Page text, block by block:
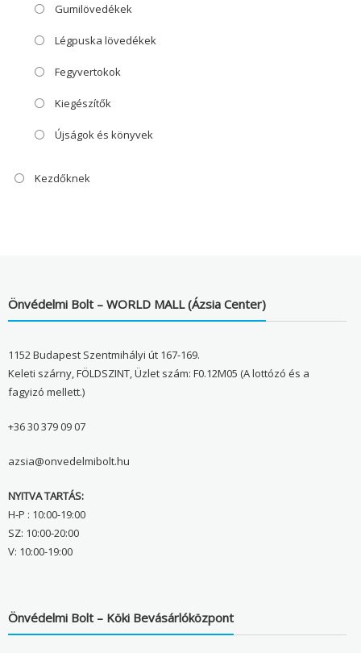
Gumilövedékek
Légpuska lövedékek
Fegyvertokok
Kiegészítők
Újságok és könyvek
Kezdőknek
Önvédelmi Bolt – WORLD MALL (Ázsia Center)
1152 Budapest Szentmihályi út 167-169.
Keleti szárny, FÖLDSZINT, Üzlet szám: F0.12M05 (A lottózó és a
fagyizó mellett.)
+36 30 379 09 07
azsia@onvedelmibolt.hu
NYITVA TARTÁS:
H-P : 10:00-19:00
SZ: 10:00-20:00
V: 10:00-19:00
Önvédelmi Bolt – Köki Bevásárlóközpont